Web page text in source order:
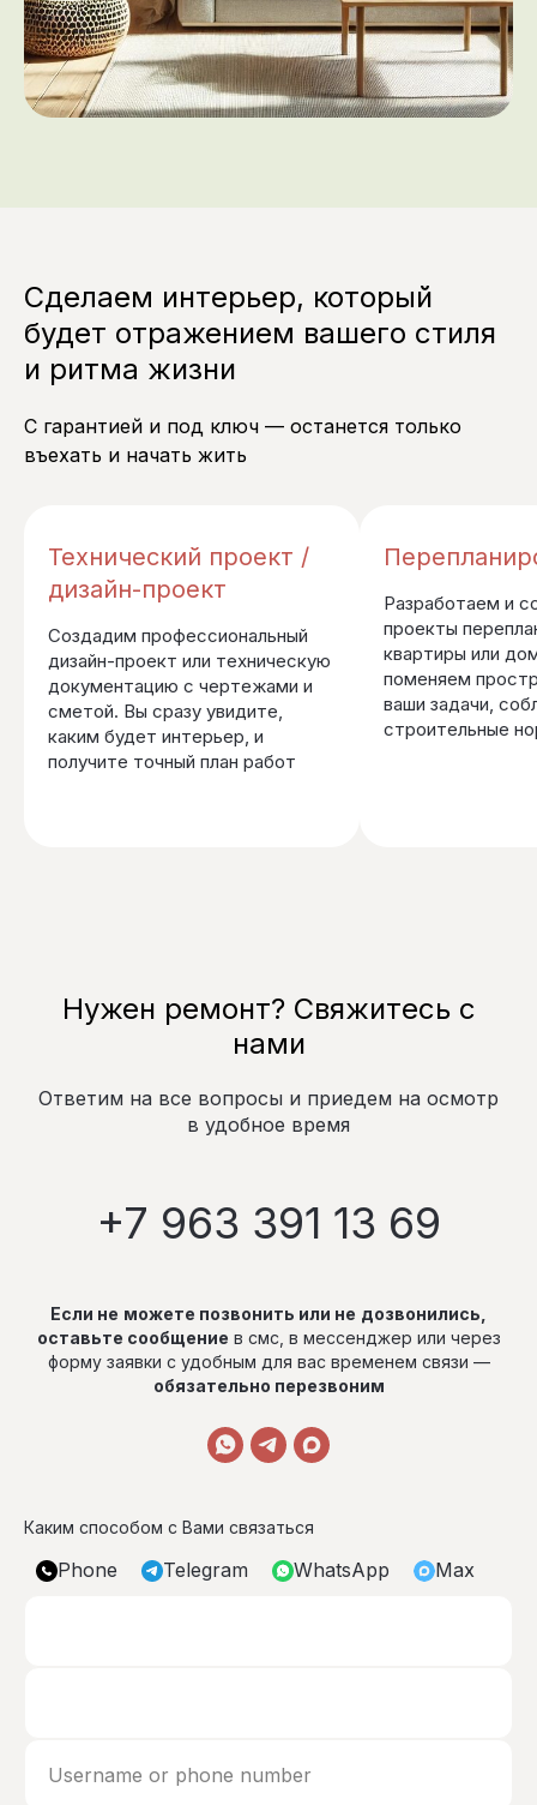
Сделаем интерьер, который
будет отражением вашего стиля
и ритма жизни
С гарантией и под ключ — останется только
въехать и начать жить
Технический проект /
дизайн-проект
Создадим профессиональный
дизайн-проект или техническую
документацию с чертежами и
сметой. Вы сразу увидите,
каким будет интерьер, и
получите точный план работ
Разработаем и
проекты
квартиры или
поменяем
ваши задачи,
строительные
Нужен ремонт? Свяжитесь с
нами
Ответим на все вопросы и приедем на осмотр
в удобное время
+7 963 391 13 69
Если не можете позвонить или не дозвонились,
оставьте сообщение в смс, в мессенджер или через
форму заявки с удобным для вас временем связи —
обязательно перезвоним
Каким способом с Вами связаться
Phone Telegram WhatsApp Max
Username or phone number